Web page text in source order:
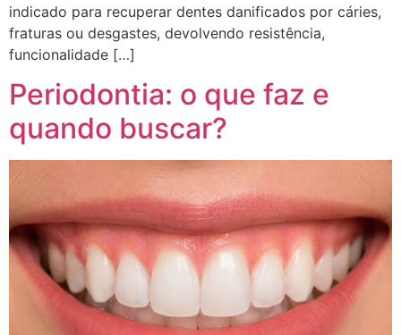
indicado para recuperar dentes danificados por cáries,
fraturas ou desgastes, devolvendo resistência,
funcionalidade […]
Periodontia: o que faz e
quando buscar?